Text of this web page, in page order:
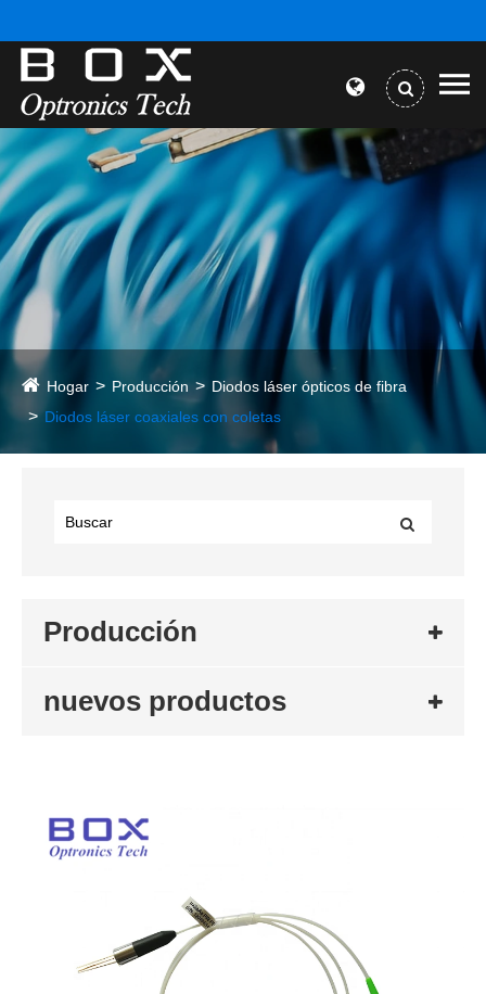
Hogar Producción
Diodos láser ópticos de fibra
Diodos láser coaxiales con coletas
Producción
nuevos productos